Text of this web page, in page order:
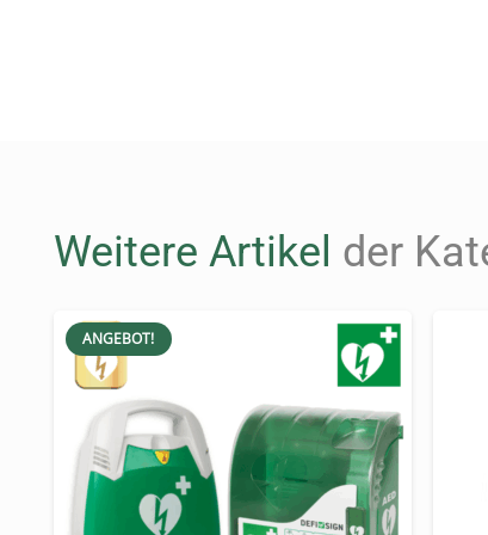
Der SixCase SC1330 erfüllt höchste
Technische Details und
Mit Abmessungen von H56 x B40 x
Die IP54-Schutzklasse gewährleistet
Sicherheit sorgt.
Weitere Artikel der
ANGEBOT!